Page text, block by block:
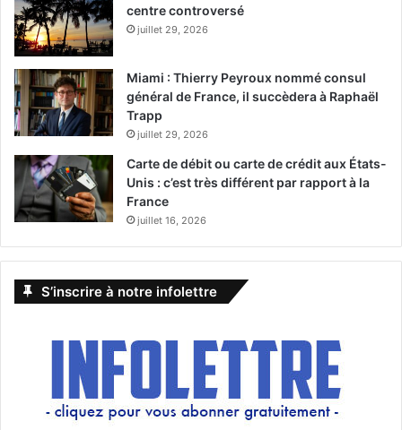
centre controversé
juillet 29, 2026
Miami : Thierry Peyroux nommé consul
général de France, il succèdera à Raphaël
Trapp
juillet 29, 2026
Carte de débit ou carte de crédit aux États-
Unis : c’est très différent par rapport à la
France
juillet 16, 2026
S’inscrire à notre infolettre